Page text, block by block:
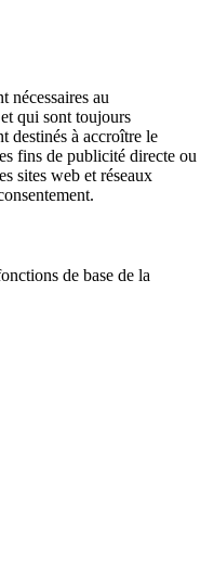
nécessaires au
qui sont toujours
destinés à accroître le
fins de publicité directe ou
sites web et réseaux
de base de la